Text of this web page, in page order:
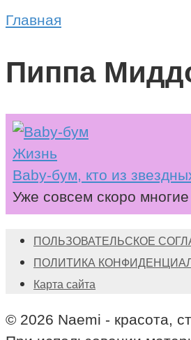
Главная
Пиппа
Жизнь
Вaby-бум, кто из
Уже совсем скоро
ПОЛЬЗОВАТЕЛЬСКОЕ
ПОЛИТИКА
Карта сайта
© 2026 Naemi - красота,